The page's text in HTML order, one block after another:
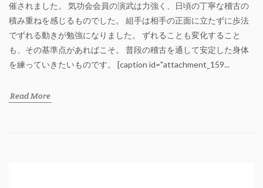
催されました。 気功会会員の演武は力強く、日頃の丁寧な稽古の
積み重ねを感じるものでした。 組手は相手の正面に立たずに歩法
でずれる動きが勉強になりました。 ずれることも変化すること
も、その基準点があればこそ。 普段の稽古を通して安定した身体
を練っていきたいものです。 [caption id="attachment_159...
Read More